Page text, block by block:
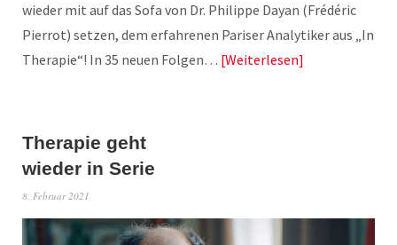
wieder mit auf das Sofa von Dr. Philippe Dayan (Frédéric
Pierrot) setzen, dem erfahrenen Pariser Analytiker aus „In
Therapie“! In 35 neuen Folgen… Weiterlesen
Therapie geht
wieder in Serie
8. Februar 2021